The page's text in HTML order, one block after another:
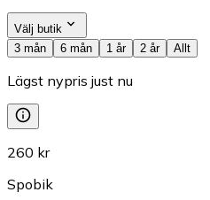
Välj butik
3 mån
6 mån 1 år 2 år Allt
Lägst nypris just nu
260 kr
Spobik